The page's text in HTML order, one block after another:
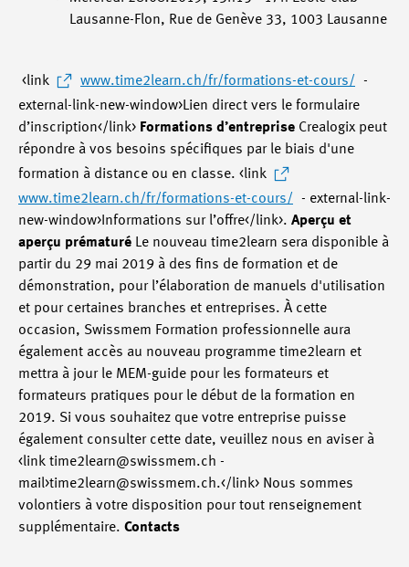
Lausanne-Flon, Rue de Genève 33, 1003 Lausanne
<link www.time2learn.ch/fr/formations-et-cours/
-
external-link-new-window>Lien direct vers le formulaire
d’inscription</link> Formations d’entreprise Crealogix peut
répondre à vos besoins spécifiques par le biais d'une
formation à distance ou en classe. <link
www.time2learn.ch/fr/formations-et-cours/
- external-link-
new-window>Informations sur l’offre</link>. Aperçu et
aperçu prématuré Le nouveau time2learn sera disponible à
partir du 29 mai 2019 à des fins de formation et de
démonstration, pour l’élaboration de manuels d'utilisation
et pour certaines branches et entreprises. À cette
occasion, Swissmem Formation professionnelle aura
également accès au nouveau programme time2learn et
mettra à jour le MEM-guide pour les formateurs et
formateurs pratiques pour le début de la formation en
2019. Si vous souhaitez que votre entreprise puisse
également consulter cette date, veuillez nous en aviser à
<link time2learn@swissmem.ch -
mail>time2learn@swissmem.ch.</link> Nous sommes
volontiers à votre disposition pour tout renseignement
supplémentaire. Contacts